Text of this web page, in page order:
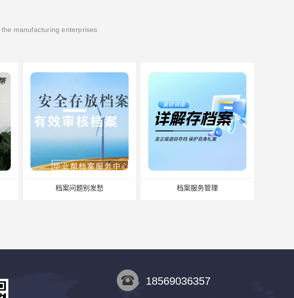
manufacturing enterprises
档案服务管理 缺失怎么办？补办流程来了
18569036357